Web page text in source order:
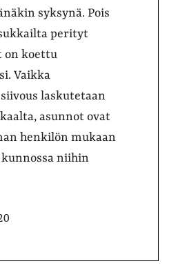
syksynä. Pois
perityt
on koettu
Vaikka
laskutetaan
asunnot ovat
henkilön mukaan
niihin